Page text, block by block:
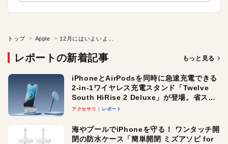
トップ Apple 12月にはいよいよ「iMac Pro」が登場！
レポートの新着記事 もっと見る
iPhoneとAirPodsを同時に急速充電できる
2-in-1ワイヤレス充電スタンド「Twelve
South HiRise 2 Deluxe」が登場。省スペ
ースでおしゃれに充電したい人にオスス
アクセサリ レポート
海やプールでiPhoneを守る！ ワンタッチ開
閉の防水ケース「簡単開閉 ミズアソビ for